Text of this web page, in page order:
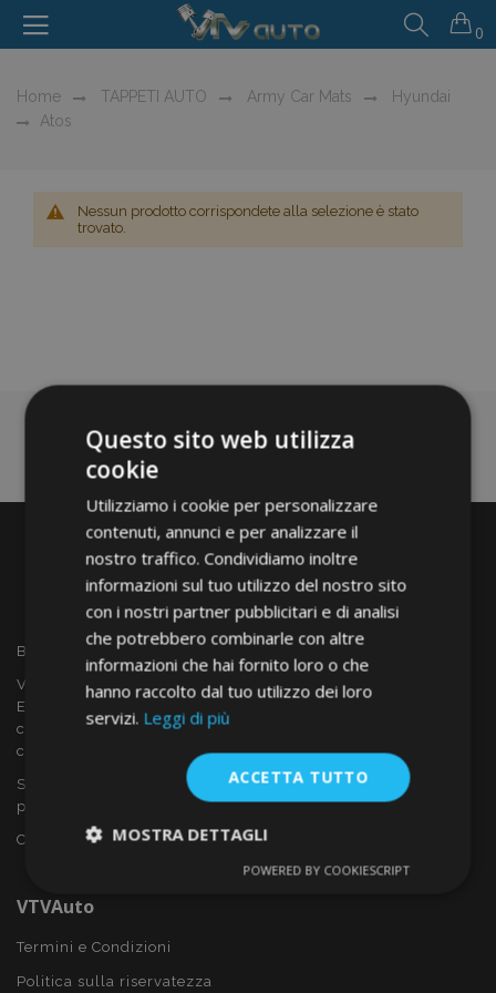
0
Home TAPPETI AUTO Army Car Mats
Hyundai
Atos
Nessun prodotto corrispondete alla selezione è stato
trovato.
Benvenuto a VTVAUTO
VTVAUTO è rivenditore e fornitore all'ingrosso in tutta
Europa, di accessori per auto come:
copricerchi, deflettori, coprisedili, tappetini per auto,
coperchi cromati, rollbars ecc.
Sei interessato al dropshipping o vuoi diventare nostro
partner?
Contattaci oggi stesso!
VTVAuto
Termini e Condizioni
Politica sulla riservatezza
Questo sito web utilizza
cookie
Utilizziamo i cookie per personalizzare
contenuti, annunci e per analizzare il
nostro traffico. Condividiamo inoltre
informazioni sul tuo utilizzo del nostro sito
con i nostri partner pubblicitari e di analisi
che potrebbero combinarle con altre
informazioni che hai fornito loro o che
hanno raccolto dal tuo utilizzo dei loro
servizi. Leggi di più
ACCETTA TUTTO
MOSTRA DETTAGLI
Performance
Targeting
POWERED BY COOKIESCRIPT